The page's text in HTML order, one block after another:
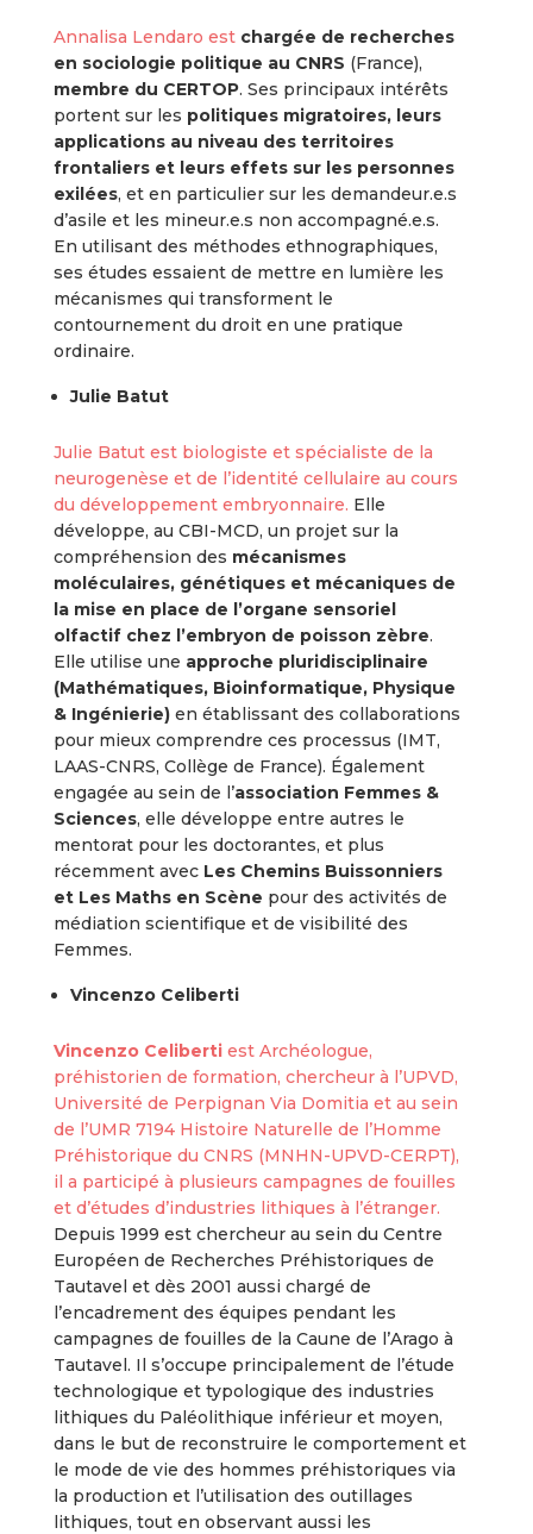
Annalisa Lendaro est chargée de recherches
en sociologie politique au CNRS (France),
membre du CERTOP. Ses principaux intérêts
portent sur les politiques migratoires, leurs
applications au niveau des territoires
frontaliers et leurs effets sur les personnes
exilées, et en particulier sur les demandeur.e.s
d’asile et les mineur.e.s non accompagné.e.s.
En utilisant des méthodes ethnographiques,
ses études essaient de mettre en lumière les
mécanismes qui transforment le
contournement du droit en une pratique
ordinaire.
Julie Batut
Julie Batut est biologiste et spécialiste de la
neurogenèse et de l’identité cellulaire au cours
du développement embryonnaire. Elle
développe, au CBI-MCD, un projet sur la
compréhension des mécanismes
moléculaires, génétiques et mécaniques de
la mise en place de l’organe sensoriel
olfactif chez l’embryon de poisson zèbre.
Elle utilise une approche pluridisciplinaire
(Mathématiques, Bioinformatique, Physique
& Ingénierie)en établissant des collaborations
pour mieux comprendre ces processus (IMT,
LAAS-CNRS, Collège de France). Également
engagée au sein de l’association Femmes &
Sciences, elle développe entre autres le
mentorat pour les doctorantes, et plus
récemment avec Les Chemins Buissonniers
et Les Maths en Scène pour des activités de
médiation scientifique et de visibilité des
Femmes.
Vincenzo Celiberti
Vincenzo Celibertiest Archéologue,
préhistorien de formation, chercheur à l’UPVD,
Université de Perpignan Via Domitia et au sein
de l’UMR 7194 Histoire Naturelle de l’Homme
Préhistorique du CNRS (MNHN-UPVD-CERPT),
il a participé à plusieurs campagnes de fouilles
et d’études d’industries lithiques à l’étranger.
Depuis 1999 est chercheur au sein du Centre
Européen de Recherches Préhistoriques de
Tautavel et dès 2001 aussi chargé de
l’encadrement des équipes pendant les
campagnes de fouilles de la Caune de l’Arago à
Tautavel. Il s’occupe principalement de l’étude
technologique et typologique des industries
lithiques du Paléolithique inférieur et moyen,
dans le but de reconstruire le comportement et
le mode de vie des hommes préhistoriques via
la production et l’utilisation des outillages
lithiques, tout en observant aussi les